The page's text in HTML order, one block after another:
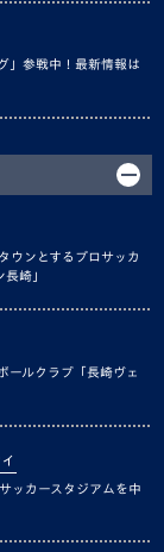
」参戦中！最新情報は
ウンとするプロサッカ
崎」
ールクラブ「長崎ヴェ
ッカースタジアムを中